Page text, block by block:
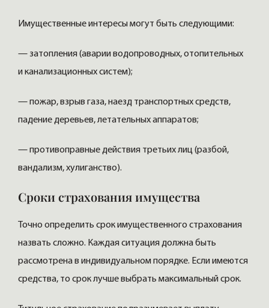
Имущественные интересы могут быть следующими:
— затопления (аварии водопроводных, отопительных
и канализационных систем);
— пожар, взрыв газа, наезд транспортных средств,
падение деревьев, летательных аппаратов;
— противоправные действия третьих лиц (разбой,
вандализм, хулиганство).
Сроки страхования имущества
Точно определить срок имущественного страхования
назвать сложно. Каждая ситуация должна быть
рассмотрена в индивидуальном порядке. Если имеются
средства, то срок лучше выбрать максимальный срок.